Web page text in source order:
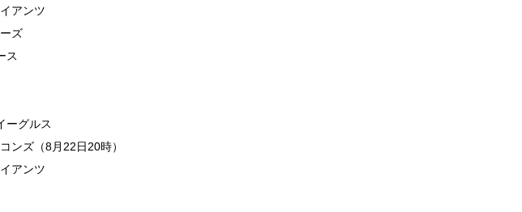
アンツ
ズ
ス
ーグルス
ンズ（8月22日20時）
アンツ